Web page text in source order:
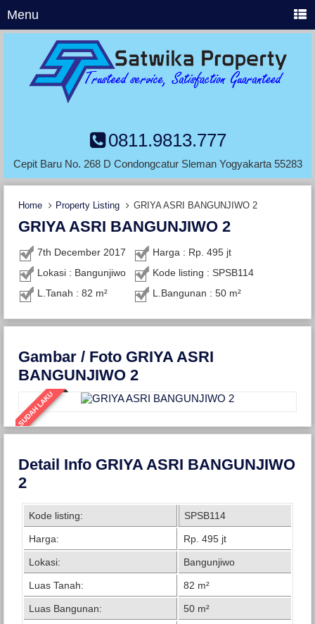
Menu
0811.9813.777
Cepit Baru No. 268 D Condongcatur Sleman Yogyakarta 55283
Home Property Listing GRIYA ASRI BANGUNJIWO 2
GRIYA ASRI BANGUNJIWO 2
7th December 2017
Harga : Rp. 495 jt
Lokasi : Bangunjiwo
Kode listing : SPSB114
L.Tanah : 82 m²
L.Bangunan : 50 m²
Gambar / Foto GRIYA ASRI
BANGUNJIWO 2
SUDAH LAKU
Detail Info GRIYA ASRI BANGUNJIWO
2
Kode listing: SPSB114
Harga: Rp. 495 jt
Lokasi: Bangunjiwo
Luas Tanah: 82 m²
Luas Bangunan: 50 m²